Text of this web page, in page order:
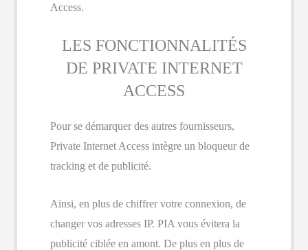
Access.
LES FONCTIONNALITÉS
DE PRIVATE INTERNET
ACCESS
Pour se démarquer des autres fournisseurs,
Private Internet Access intègre un bloqueur de
tracking et de publicité.
Ainsi, en plus de chiffrer votre connexion, de
changer vos adresses IP. PIA vous évitera la
publicité ciblée en amont. De plus en plus de